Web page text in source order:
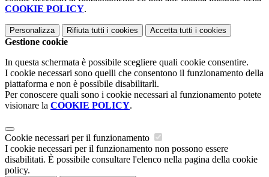
COOKIE POLICY.
Personalizza Rifiuta tutti i cookies Accetta tutti i cookies
Gestione cookie
In questa schermata è possibile scegliere quali cookie consentire.
I cookie necessari sono quelli che consentono il funzionamento della
piattaforma e non è possibile disabilitarli.
Per conoscere quali sono i cookie necessari al funzionamento potete
visionare la COOKIE POLICY.
Cookie necessari per il funzionamento
I cookie necessari per il funzionamento non possono essere
disabilitati. È possibile consultare l'elenco nella pagina della cookie
policy.